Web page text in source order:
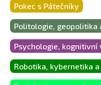
Pokec s Pátečníky
Politologie, geopolitika
Psychologie, kognitivní
Robotika, kybernetika a